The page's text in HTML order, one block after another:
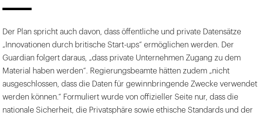
Der Plan spricht auch davon, dass öffentliche und private Datensätze
„Innovationen durch britische Start-ups“ ermöglichen werden. Der
Guardian folgert daraus, „dass private Unternehmen Zugang zu dem
Material haben werden“. Regierungsbeamte hätten zudem „nicht
ausgeschlossen, dass die Daten für gewinnbringende Zwecke verwendet
werden können.“ Formuliert wurde von offizieller Seite nur, dass die
nationale Sicherheit, die Privatsphäre sowie ethische Standards und der